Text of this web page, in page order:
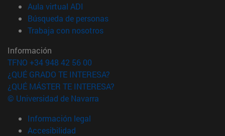
Aula virtual ADI
Búsqueda de personas(abre en nueva ventana)
Trabaja con nosotros(abre en nueva ventana)
Información
TFNO +34 948 42 56 00
¿QUÉ GRADO TE INTERESA?
¿QUÉ MÁSTER TE INTERESA?
© Universidad de Navarra
Información legal
Accesibilidad